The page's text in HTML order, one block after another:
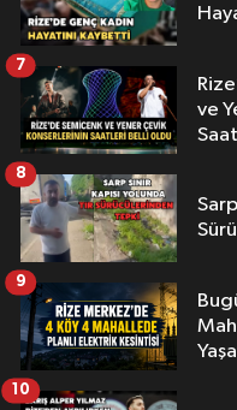
ve
7
Sarp
8
9
10